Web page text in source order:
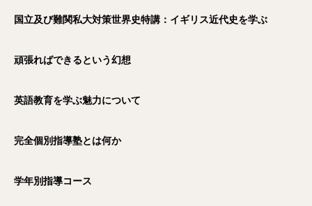
国立及び難関私大対策世界史特講：イギリス近代史を学ぶ
頑張ればできるという幻想
英語教育を学ぶ魅力について
完全個別指導塾とは何か
学年別指導コース